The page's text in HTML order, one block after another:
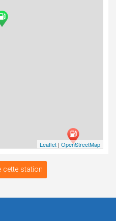
Leaflet | OpenStreetMap
cette station